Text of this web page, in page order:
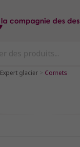
Expert glacier > Cornets